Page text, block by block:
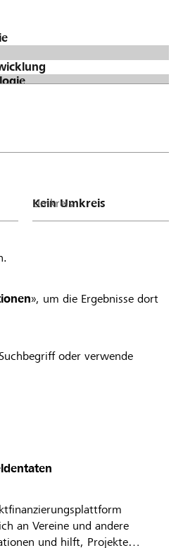
Umkreis
», um die Ergebnisse dort
oder verwende
an Vereine und andere
und hilft, Projekte